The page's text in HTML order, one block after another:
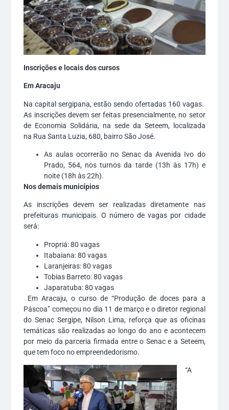
Inscrições e locais dos cursos
Em Aracaju
Na capital sergipana, estão sendo ofertadas 160 vagas.
As inscrições devem ser feitas presencialmente, no setor
de Economia Solidária, na sede da Seteem, localizada
na Rua Santa Luzia, 680, bairro São José.
As aulas ocorrerão no Senac da Avenida Ivo do
Prado, 564, nos turnos da tarde (13h às 17h) e
noite (18h às 22h).
Nos demais municípios
As inscrições devem ser realizadas diretamente nas
prefeituras municipais. O número de vagas por cidade
será:
Propriá: 80 vagas
Itabaiana: 80 vagas
Laranjeiras: 80 vagas
Tobias Barreto: 80 vagas
Japaratuba: 80 vagas
Em Aracaju, o curso de “Produção de doces para a
Páscoa” começou no dia 11 de março e o diretor regional
do Senac Sergipe, Nilson Lima, reforça que as oficinas
temáticas são realizadas ao longo do ano e acontecem
por meio da parceria firmada entre o Senac e a Seteem,
que tem foco no empreendedorismo.
“A